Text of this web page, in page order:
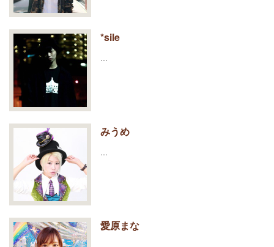
*sile
…
みうめ
…
愛原まな